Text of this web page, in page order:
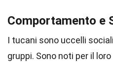
Comportamento e
I tucani sono uccelli
gruppi. Sono noti per il